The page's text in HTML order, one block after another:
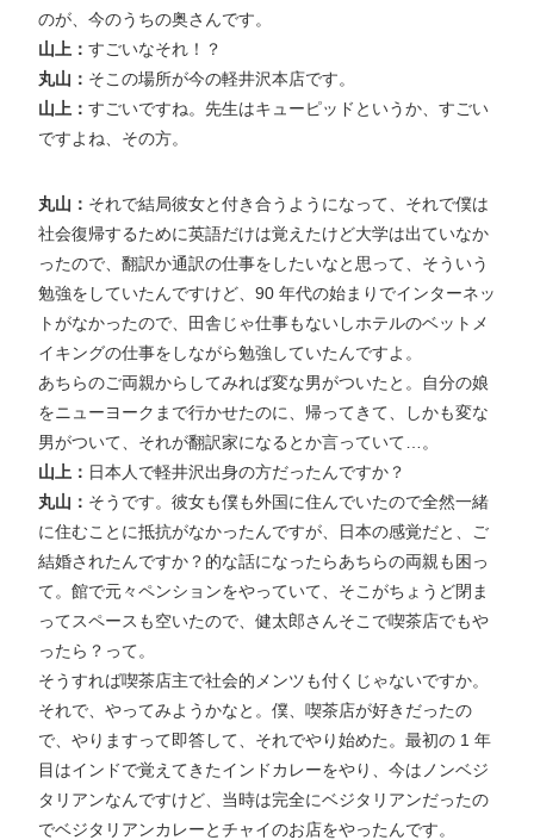
のが、今のうちの奥さんです。
山上： すごいなそれ！？
丸山： そこの場所が今の軽井沢本店です。
山上： すごいですね。先生はキューピッドというか、すごい
ですよね、その方。
丸山： それで結局彼女と付き合うようになって、それで僕は
社会復帰するために英語だけは覚えたけど大学は出ていなか
ったので、翻訳か通訳の仕事をしたいなと思って、そういう
勉強をしていたんですけど、90 年代の始まりでインターネッ
トがなかったので、田舎じゃ仕事もないしホテルのベットメ
イキングの仕事をしながら勉強していたんですよ。
あちらのご両親からしてみれば変な男がついたと。自分の娘
をニューヨークまで行かせたのに、帰ってきて、しかも変な
男がついて、それが翻訳家になるとか言っていて…。
山上： 日本人で軽井沢出身の方だったんですか？
丸山： そうです。彼女も僕も外国に住んでいたので全然一緒
に住むことに抵抗がなかったんですが、日本の感覚だと、ご
結婚されたんですか？的な話になったらあちらの両親も困っ
て。館で元々ペンションをやっていて、そこがちょうど閉ま
ってスペースも空いたので、健太郎さんそこで喫茶店でもや
ったら？って。
そうすれば喫茶店主で社会的メンツも付くじゃないですか。
それで、やってみようかなと。僕、喫茶店が好きだったの
で、やりますって即答して、それでやり始めた。最初の 1 年
目はインドで覚えてきたインドカレーをやり、今はノンベジ
タリアンなんですけど、当時は完全にベジタリアンだったの
でベジタリアンカレーとチャイのお店をやったんです。